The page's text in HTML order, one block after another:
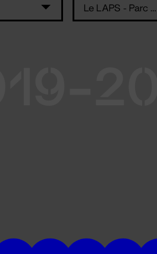
Le LAPS - Parc des Expositions - Nantes